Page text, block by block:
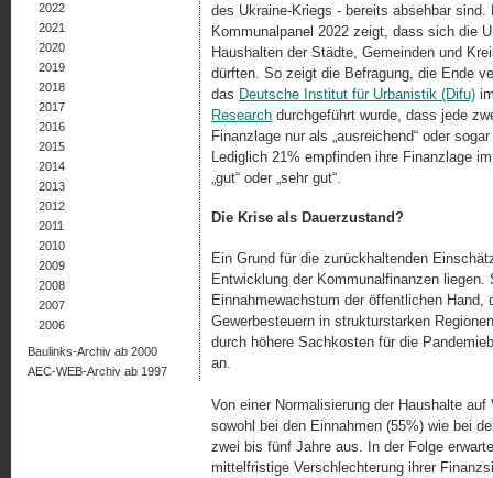
des Ukraine-Kriegs - bereits absehbar sind.
Kommunalpanel 2022 zeigt, dass sich die
Haushalten der Städte, Gemeinden und
dürften. So zeigt die Befragung, die Ende
das Deutsche Institut für Urbanistik (Difu)
Research durchgeführt wurde, dass jede
Finanzlage nur als „ausreichend“ oder
Lediglich 21% empfinden ihre Finanzlage
„gut“ oder „sehr gut“.
Die Krise als Dauerzustand?
Ein Grund für die zurückhaltenden
Entwicklung der Kommunalfinanzen
Einnahmewachstum der öffentlichen
Gewerbesteuern in strukturstarken
durch höhere Sachkosten für die
an.
Von einer Normalisierung der Haushalte
sowohl bei den Einnahmen (55%) wie bei
zwei bis fünf Jahre aus. In der Folge
mittelfristige Verschlechterung ihrer
2022
2021
2020
2019
2018
2017
2016
2015
2014
2013
2012
2011
2010
2009
2008
2007
2006
Baulinks-Archiv ab 2000
AEC-WEB-Archiv ab 1997